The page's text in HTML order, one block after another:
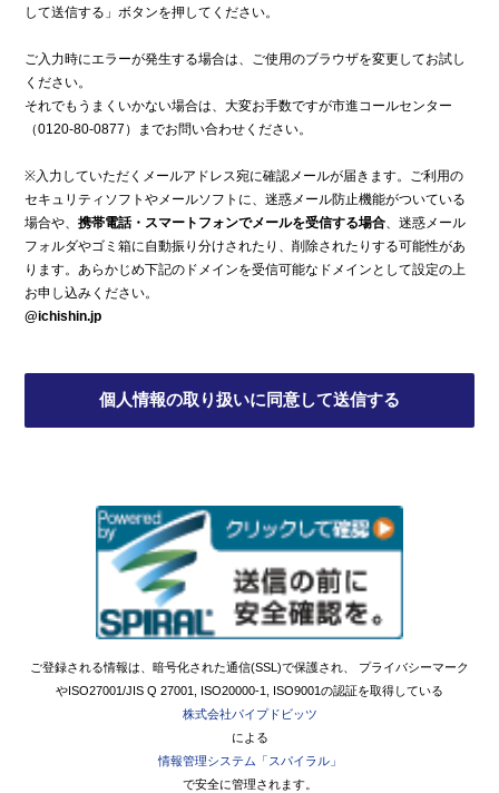
して送信する」ボタンを押してください。
ご入力時にエラーが発生する場合は、ご使用のブラウザを変更してお試し
ください。
それでもうまくいかない場合は、大変お手数ですが市進コールセンター
（0120-80-0877）までお問い合わせください。
※入力していただくメールアドレス宛に確認メールが届きます。ご利用の
セキュリティソフトやメールソフトに、迷惑メール防止機能がついている
場合や、 携帯電話・スマートフォンでメールを受信する場合、迷惑メール
フォルダやゴミ箱に自動振り分けされたり、削除されたりする可能性があ
ります。あらかじめ下記のドメインを受信可能なドメインとして設定の上
お申し込みください。
@ichishin.jp
ご登録される情報は、暗号化された通信(SSL)で保護され、 プライバシーマーク
やISO27001/JIS Q 27001, ISO20000-1, ISO9001の認証を取得している
株式会社パイプドビッツ
による
情報管理システム「スパイラル」
で安全に管理されます。